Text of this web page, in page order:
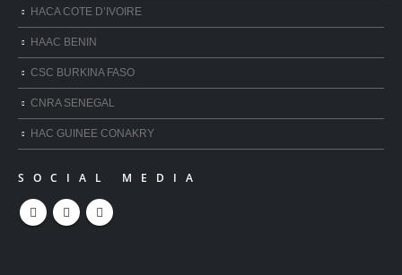
HACA COTE D’IVOIRE
HAAC BENIN
CSC BURKINA FASO
CNRA SENEGAL
HAC GUINEE CONAKRY
SOCIAL MEDIA